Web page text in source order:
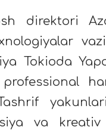
direktori
Tokioda
va